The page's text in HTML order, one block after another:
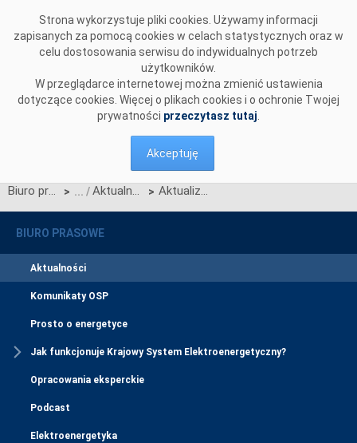
Strona wykorzystuje pliki cookies. Używamy informacji
zapisanych za pomocą cookies w celach statystycznych oraz w
celu dostosowania serwisu do indywidualnych potrzeb
użytkowników.
W przeglądarce internetowej można zmienić ustawienia
dotyczące cookies. Więcej o plikach cookies i o ochronie Twojej
prywatności przeczytasz tutaj
Akceptuję
Biuro prasowe > Aktualności > Aktualizacja Technicznych Standardach Systemów Informacyjnych (TSSI)
BIURO PRASOWE
Aktualności
Komunikaty OSP
Prosto o energetyce
Jak funkcjonuje Krajowy System Elektroenergetyczny?
Opracowania eksperckie
Podcast
Elektroenergetyka